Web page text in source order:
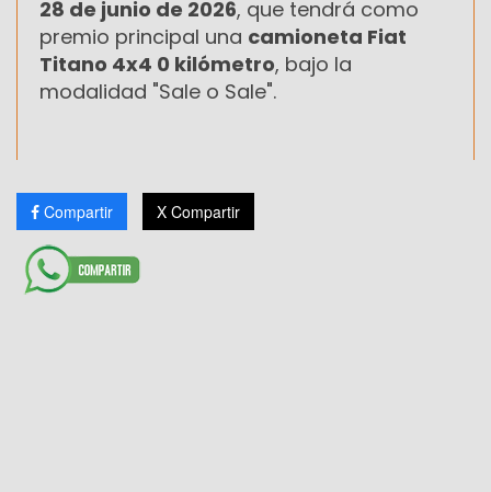
28 de junio de 2026, que tendrá como
premio principal una camioneta Fiat
Titano 4x4 0 kilómetro, bajo la
modalidad "Sale o Sale".
Compartir X Compartir